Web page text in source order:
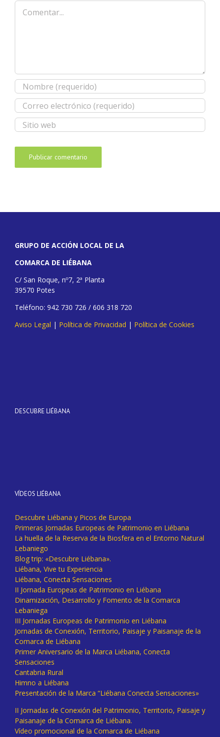
Comentar
GRUPO DE ACCIÓN LOCAL DE LA
COMARCA DE LIÉBANA
C/ San Roque, nº7, 2ª Planta
39570 Potes
Teléfono: 942 730 726 / 606 318 720
Aviso Legal | Política de Privacidad | Política de Cookies
DESCUBRE LIÉBANA
VÍDEOS LIÉBANA
Descubre Liébana y Picos de Europa
Primeras Jornadas Europeas de Patrimonio en Liébana
La huella de la Reserva de la Biosfera en el Entorno Natural
Lebaniego
Blog trip: «Descubre Liébana».
Liébana, Vive tu Experiencia
Liébana, Conecta Sensaciones
II Jornada Europeas de Patrimonio en Liébana
Dinamización, Desarrollo y Fomento de la Comarca
Lebaniega
III Jornadas Europeas de Patrimonio en Liébana
Jornadas de Conexión, Territorio, Paisaje y Paisanaje de la
Comarca de Liébana
Primer Aniversario de la Marca Liébana, Conecta
Sensaciones
Cantabria Rural
Himno a Liébana
Presentación de la Marca “Liébana Conecta Sensaciones»
II Jornadas de Conexión del Patrimonio, Territorio, Paisaje y
Paisanaje de la Comarca de Liébana.
Vídeo promocional de la Comarca de Liébana